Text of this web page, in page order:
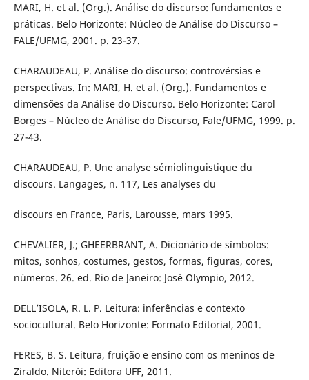
MARI, H. et al. (Org.). Análise do discurso: fundamentos e
práticas. Belo Horizonte: Núcleo de Análise do Discurso –
FALE/UFMG, 2001. p. 23-37.
CHARAUDEAU, P. Análise do discurso: controvérsias e
perspectivas. In: MARI, H. et al. (Org.). Fundamentos e
dimensões da Análise do Discurso. Belo Horizonte: Carol
Borges – Núcleo de Análise do Discurso, Fale/UFMG, 1999. p.
27-43.
CHARAUDEAU, P. Une analyse sémiolinguistique du
discours. Langages, n. 117, Les analyses du
discours en France, Paris, Larousse, mars 1995.
CHEVALIER, J.; GHEERBRANT, A. Dicionário de símbolos:
mitos, sonhos, costumes, gestos, formas, figuras, cores,
números. 26. ed. Rio de Janeiro: José Olympio, 2012.
DELL’ISOLA, R. L. P. Leitura: inferências e contexto
sociocultural. Belo Horizonte: Formato Editorial, 2001.
FERES, B. S. Leitura, fruição e ensino com os meninos de
Ziraldo. Niterói: Editora UFF, 2011.